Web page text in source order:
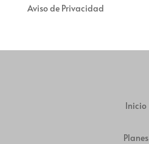
Aviso de Privacidad
Inicio
Planes